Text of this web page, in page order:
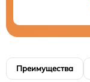
Преимущества